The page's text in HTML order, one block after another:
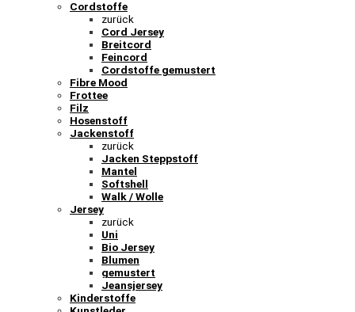
Cordstoffe
zurück
Cord Jersey
Breitcord
Feincord
Cordstoffe gemustert
Fibre Mood
Frottee
Filz
Hosenstoff
Jackenstoff
zurück
Jacken Steppstoff
Mantel
Softshell
Walk / Wolle
Jersey
zurück
Uni
Bio Jersey
Blumen
gemustert
Jeansjersey
Kinderstoffe